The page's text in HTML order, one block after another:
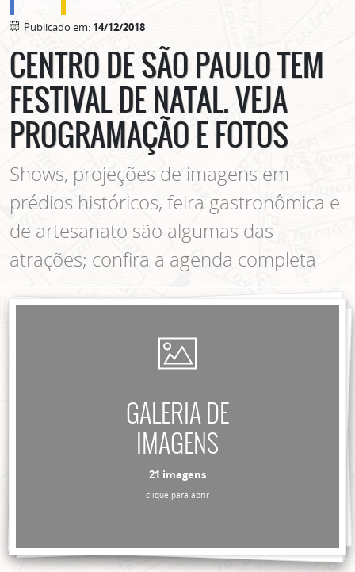
Publicado em: 14/12/2018
CENTRO DE SÃO PAULO TEM
FESTIVAL DE NATAL. VEJA
PROGRAMAÇÃO E FOTOS
Shows, projeções de imagens em
prédios históricos, feira gastronômica e
de artesanato são algumas das
atrações; confira a agenda completa
GALERIA DE
IMAGENS
21 imagens
clique para abrir